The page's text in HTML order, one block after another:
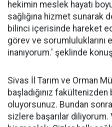
hekimin meslek hayatı
sağlığına hizmet sunarak
bilinci içerisinde hareket
görev ve sorumluluklarını
inanıyorum.' şeklinde
Sivas İl Tarım ve Orman
başladığınız
oluyorsunuz. Bundan
sizlere başarılar